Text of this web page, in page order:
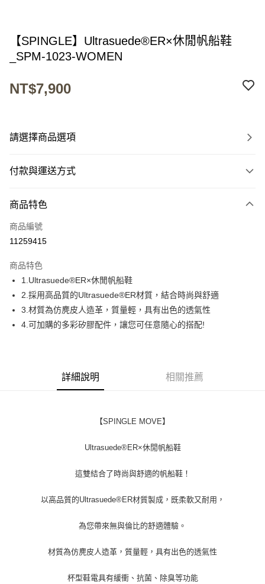
【SPINGLE】Ultrasuede®ER×休閒帆船鞋
_SPM-1023-WOMEN
NT$7,900
請選擇商品選項
付款與運送方式
信用卡一次付款
超商取貨付款
Apple Pay
街口支付
全盈+PAY
全家取貨付款
付款後7-11取貨
商品特色
商品編號
11259415
商品特色
1.Ultrasuede®ER×休閒帆船鞋
2.採用高品質的Ultrasuede®ER材質，結合時尚與舒適
3.材質為仿麂皮人造革，質量輕，具有出色的透氣性
4.可加購的多彩矽膠配件，讓您可任意隨心的搭配!
詳細說明 相關推薦
【SPINGLE MOVE】
Ultrasuede®ER×休閒帆船鞋
這雙結合了時尚與舒適的帆船鞋！
以高品質的Ultrasuede®ER材質製成，既柔軟又耐用，
為您帶來無與倫比的舒適體驗。
材質為仿麂皮人造革，質量輕，具有出色的透氣性
杯型鞋電具有緩衝、抗菌、除臭等功能